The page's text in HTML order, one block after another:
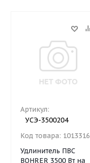
Артикул:
УСЭ-3500204
Код товара:
Удлинитель ПВС
BOHRER 3500 Вт на